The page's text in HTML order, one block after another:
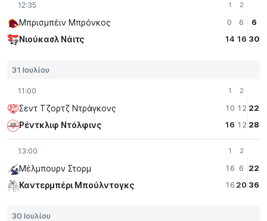
12:35
Μπρισμπέιν Μπρόνκος
Νιούκασλ Νάιτς
1
0
14
2
6
16
6
30
31 Ιουλίου
11:00
Σεντ Τζορτζ Ντράγκονς
Ρέντκλιφ Ντόλφινς
1
10
16
2
12
12
22
28
13:00
Μέλμπουρν Στορμ
Καντερμπέρι Μπούλντογκς
1
16
16
2
6
20
22
36
30 Ιουλίου